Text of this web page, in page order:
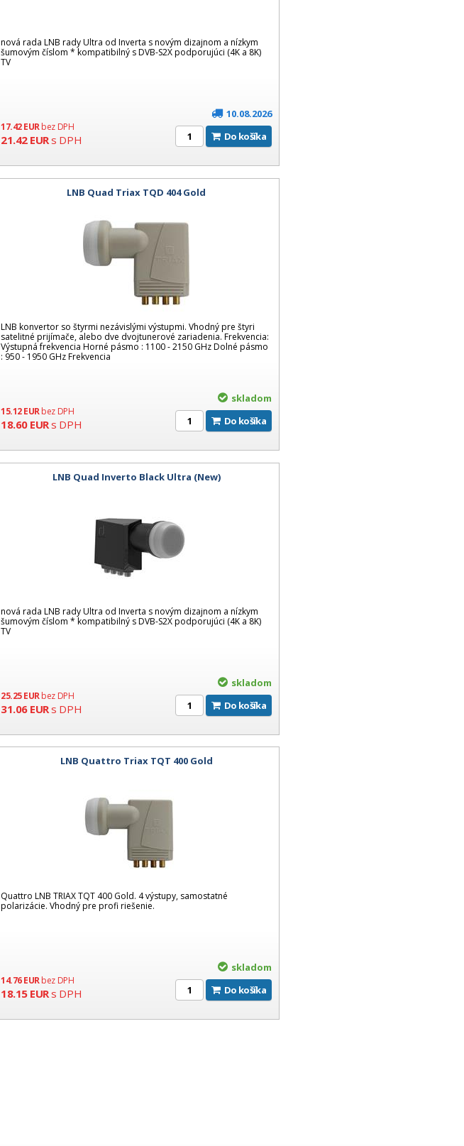
nová rada LNB rady Ultra od Inverta s novým dizajnom a nízkym
šumovým číslom * kompatibilný s DVB-S2X podporujúci (4K a 8K)
TV
10.08.2026
Do košíka
17.42EURbez DPH
21.42EURs DPH
LNB Quad Triax TQD 404 Gold
LNB konvertor so štyrmi nezávislými výstupmi. Vhodný pre štyri
satelitné prijímače, alebo dve dvojtunerové zariadenia. Frekvencia:
Výstupná frekvencia Horné pásmo : 1100 - 2150 GHz Dolné pásmo
: 950 - 1950 GHz Frekvencia
skladom
Do košíka
15.12EURbez DPH
18.60EURs DPH
LNB Quad Inverto Black Ultra (New)
nová rada LNB rady Ultra od Inverta s novým dizajnom a nízkym
šumovým číslom * kompatibilný s DVB-S2X podporujúci (4K a 8K)
TV
skladom
Do košíka
25.25EURbez DPH
31.06EURs DPH
LNB Quattro Triax TQT 400 Gold
Quattro LNB TRIAX TQT 400 Gold. 4 výstupy, samostatné
polarizácie. Vhodný pre profi riešenie.
skladom
Do košíka
14.76EURbez DPH
18.15EURs DPH